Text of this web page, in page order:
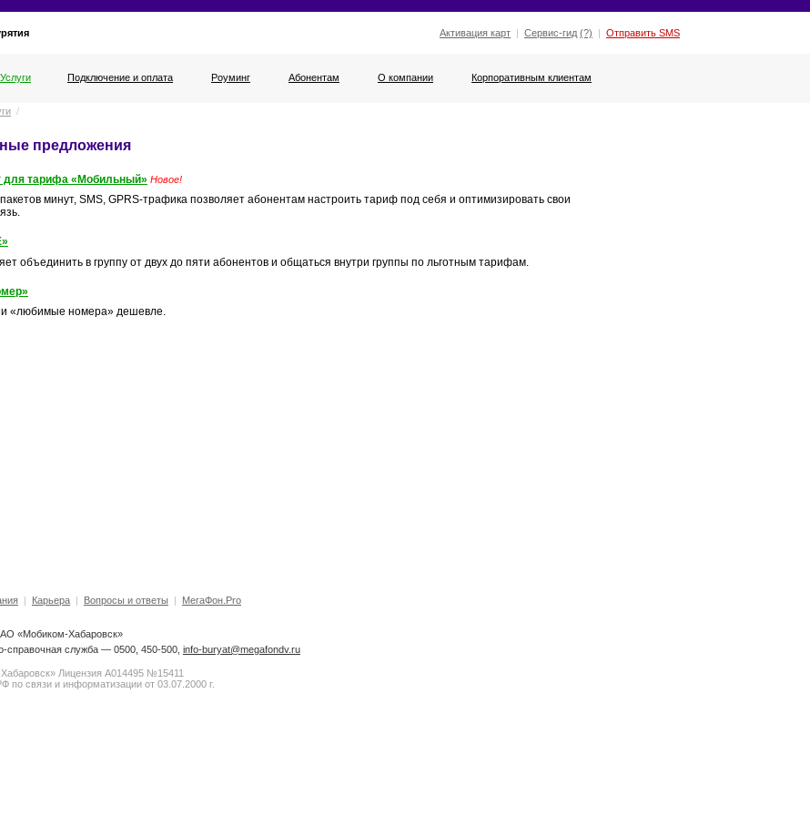
Активация карт |Сервис-гид (?) |Отправить SMS
Услуги Подключение и оплата Роуминг Абонентам О компании Корпоративным клиентам
/
предложения
для тарифа «Мобильный» Новое!
минут, SMS, GPRS-трафика позволяет абонентам настроить тариф под себя и оптимизировать свои
объединить в группу от двух до пяти абонентов и общаться внутри группы по льготным тарифам.
«любимые номера» дешевле.
| Карьера| Вопросы и ответы | МегаФон.Pro
«Мобиком-Хабаровск»
справочная служба — 0500, 450-500, info-buryat@megafondv.ru
Лицензия А014495 №15411
по связи и информатизации от 03.07.2000 г.